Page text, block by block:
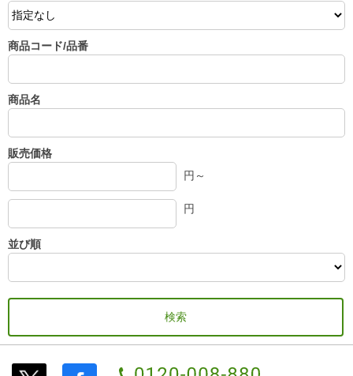
商品コード/品番
商品名
販売価格
円～
円
並び順